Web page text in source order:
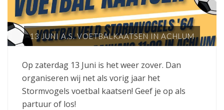
13 JUNI A.S. VOETBALKAATSEN IN ACHLUM
Op zaterdag 13 Juni is het weer zover. Dan
organiseren wij net als vorig jaar het
Stormvogels voetbal kaatsen! Geef je op als
partuur of los!